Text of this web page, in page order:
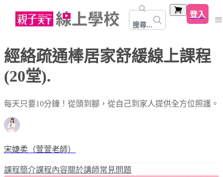
搜尋...
登入
經絡疏通棒居家舒緩線上課程
(20堂).
每天只要10分鐘！從頭到腳，從自己到家人提供全方位照護。
宋婕柔（萱萱老師）
課程簡介課程內容關於講師常見問題